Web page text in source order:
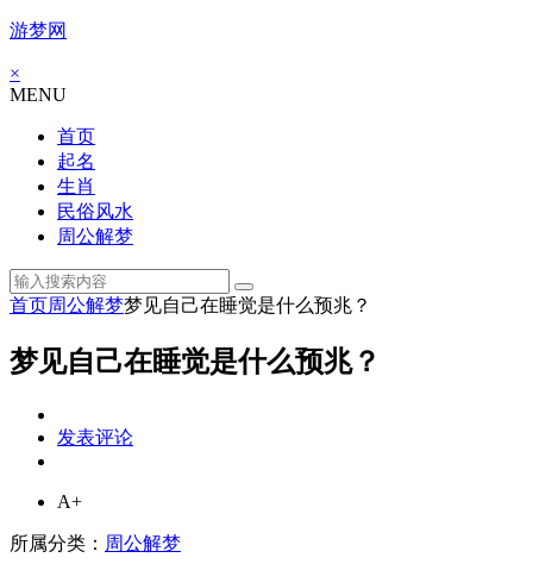
游梦网
×
MENU
首页
起名
生肖
民俗风水
周公解梦
首页周公解梦梦见自己在睡觉是什么预兆？
梦见自己在睡觉是什么预兆？
发表评论
A+
所属分类： 周公解梦